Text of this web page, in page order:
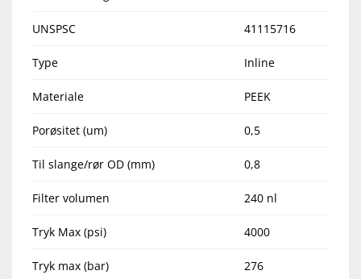
UNSPSC 41115716
Type Inline
Materiale PEEK
Porøsitet (um) 0,5
Til slange/rør OD (mm) 0,8
Filter volumen 240 nl
Tryk Max (psi) 4000
Tryk max (bar) 276